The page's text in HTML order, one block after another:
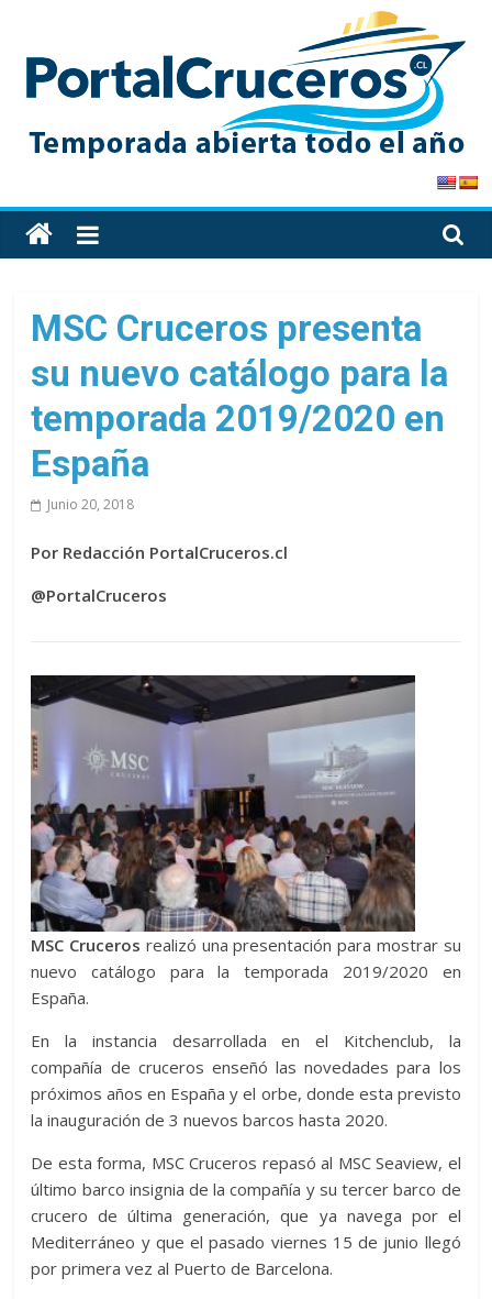
content
PortalCruceros
Toda
la
de
cruceros
en
un
solo
sitio
MSC Cruceros presenta
su nuevo catálogo para la
temporada 2019/2020 en
España
Junio 20, 2018
Por Redacción PortalCruceros.cl
@PortalCruceros
MSC Cruceros realizó una presentación para mostrar su
nuevo catálogo para la temporada 2019/2020 en
España.
En la instancia desarrollada en el Kitchenclub, la
compañía de cruceros enseñó las novedades para los
próximos años en España y el orbe, donde esta previsto
la inauguración de 3 nuevos barcos hasta 2020.
De esta forma, MSC Cruceros repasó al MSC Seaview, el
último barco insignia de la compañía y su tercer barco de
crucero de última generación, que ya navega por el
Mediterráneo y que el pasado viernes 15 de junio llegó
por primera vez al Puerto de Barcelona.